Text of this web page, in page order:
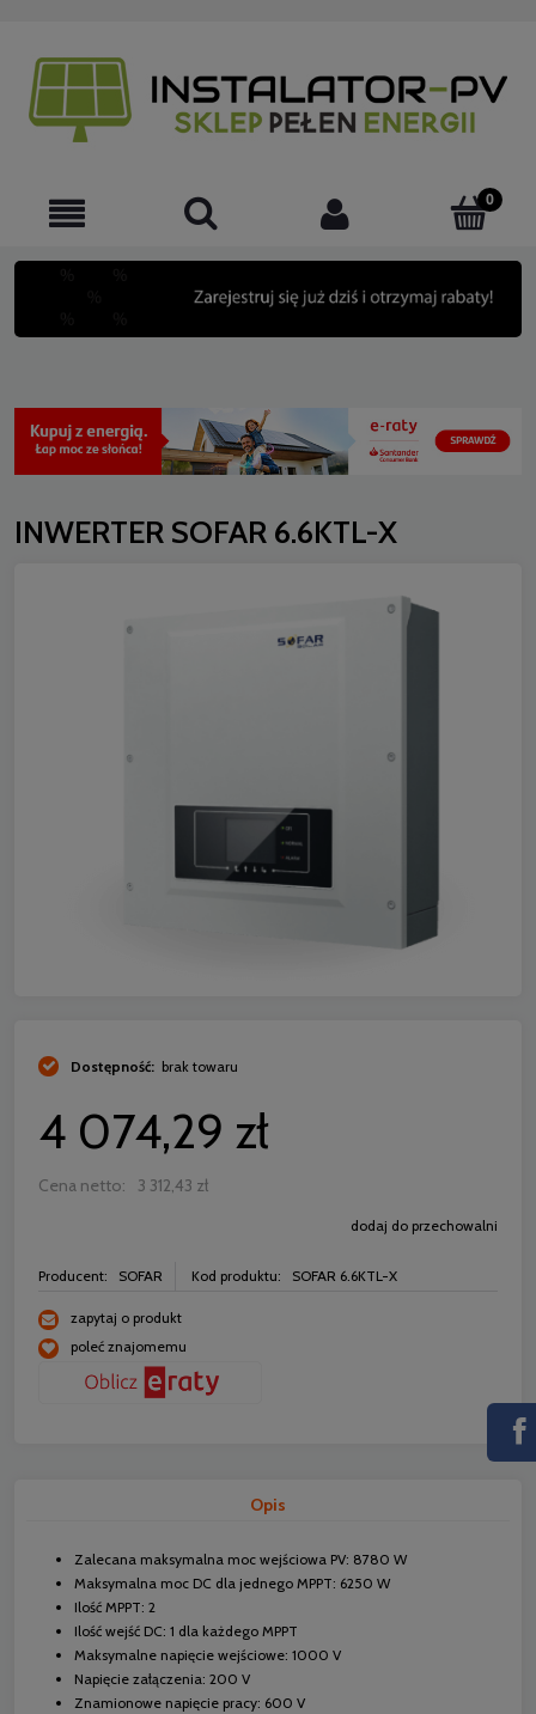
INWERTER SOFAR 6.6KTL-X
Dostępność: brak towaru
4 074,29 zł
Cena netto: 3 312,43 zł
dodaj do przechowalni
Producent: SOFAR Kod produktu: SOFAR 6.6KTL-X
zapytaj o produkt
poleć znajomemu
Opis
Zalecana maksymalna moc wejściowa PV: 8780 W
Maksymalna moc DC dla jednego MPPT: 6250 W
Ilość MPPT: 2
Ilość wejść DC: 1 dla każdego MPPT
Maksymalne napięcie wejściowe: 1000 V
Napięcie załączenia: 200 V
Znamionowe napięcie pracy: 600 V